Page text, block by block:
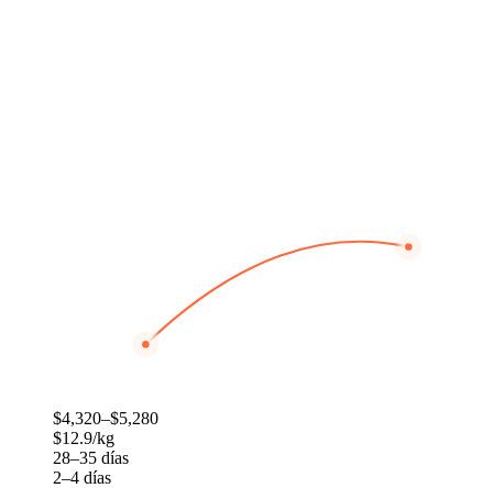
$4,320–$5,280
$12.9/kg
28–35 días
2–4 días